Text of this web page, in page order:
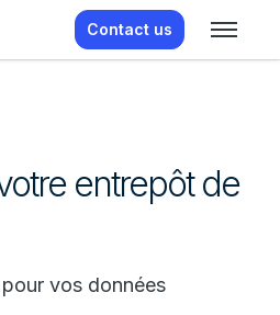
Contact us
entrepôt de
vos données